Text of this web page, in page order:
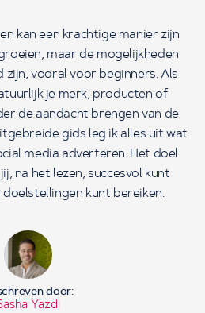
kan een krachtige manier zijn
maar de mogelijkheden
zijn, vooral voor beginners. Als
je merk, producten of
de aandacht brengen van de
gids leg ik alles uit wat
media adverteren. Het doel
na het lezen, succesvol kunt
kunt bereiken.
door:
Yazdi